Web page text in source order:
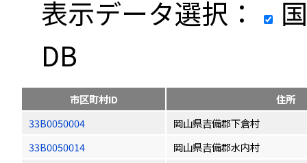
表示データ選択：
DB
市区町村ID
住所
33B0050004
岡山県吉備郡下倉村
33B0050014
岡山県吉備郡水内村